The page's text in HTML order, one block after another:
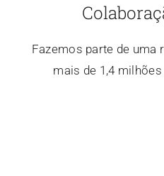
Fazemos parte de uma
mais de 1,4